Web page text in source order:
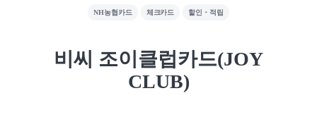
NH농협카드 체크카드 할인・적립
비씨 조이클럽카드(JOY
CLUB)